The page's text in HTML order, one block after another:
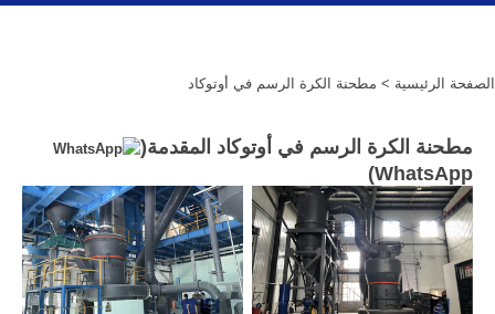
الصفحة الرئيسية > مطحنة الكرة الرسم في أوتوكاد
مطحنة الكرة الرسم في أوتوكاد المقدمة(
WhatsApp
)